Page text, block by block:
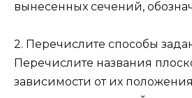
вынесенных сечений,
2. Перечислите способы
Перечислите названия
зависимости от их